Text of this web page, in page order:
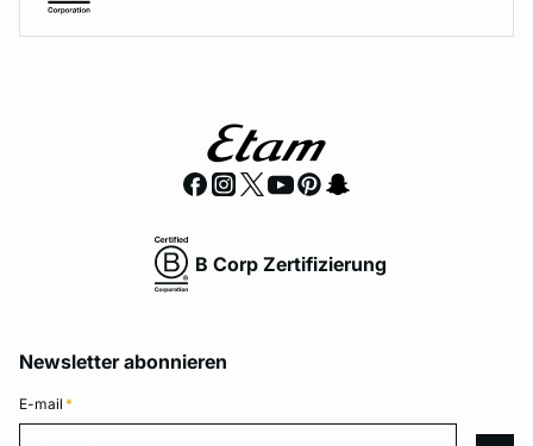
B Corp Zertifizierung
Newsletter abonnieren
E-mail *